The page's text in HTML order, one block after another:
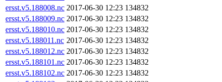
ersst.v5.188008.nc 2017-06-30 12:23 134832
ersst.v5.188009.nc 2017-06-30 12:23 134832
ersst.v5.188010.nc 2017-06-30 12:23 134832
ersst.v5.188011.nc 2017-06-30 12:23 134832
ersst.v5.188012.nc 2017-06-30 12:23 134832
ersst.v5.188101.nc 2017-06-30 12:23 134832
ersst.v5.188102.nc 2017-06-30 12:23 134832